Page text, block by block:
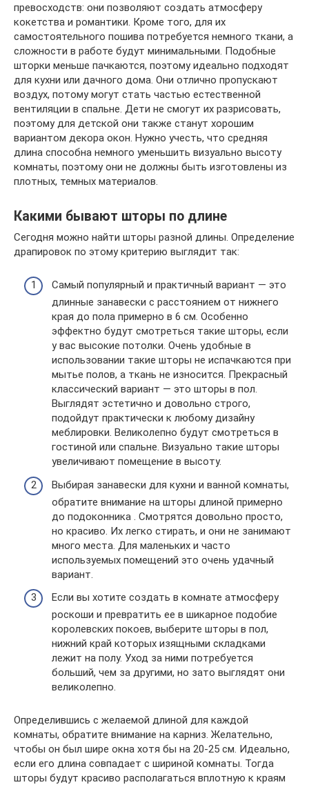
превосходств: они позволяют создать атмосферу
кокетства и романтики. Кроме того, для их
самостоятельного пошива потребуется немного ткани, а
сложности в работе будут минимальными. Подобные
шторки меньше пачкаются, поэтому идеально подходят
для кухни или дачного дома. Они отлично пропускают
воздух, потому могут стать частью естественной
вентиляции в спальне. Дети не смогут их разрисовать,
поэтому для детской они также станут хорошим
вариантом декора окон. Нужно учесть, что средняя
длина способна немного уменьшить визуально высоту
комнаты, поэтому они не должны быть изготовлены из
плотных, темных материалов.
Какими бывают шторы по длине
Сегодня можно найти шторы разной длины. Определение
драпировок по этому критерию выглядит так:
Самый популярный и практичный вариант — это
длинные занавески с расстоянием от нижнего
края до пола примерно в 6 см. Особенно
эффектно будут смотреться такие шторы, если
у вас высокие потолки. Очень удобные в
использовании такие шторы не испачкаются при
мытье полов, а ткань не износится. Прекрасный
классический вариант — это шторы в пол.
Выглядят эстетично и довольно строго,
подойдут практически к любому дизайну
меблировки. Великолепно будут смотреться в
гостиной или спальне. Визуально такие шторы
увеличивают помещение в высоту.
Выбирая занавески для кухни и ванной комнаты,
обратите внимание на шторы длиной примерно
до подоконника . Смотрятся довольно просто,
но красиво. Их легко стирать, и они не занимают
много места. Для маленьких и часто
используемых помещений это очень удачный
вариант.
Если вы хотите создать в комнате атмосферу
роскоши и превратить ее в шикарное подобие
королевских покоев, выберите шторы в пол,
нижний край которых изящными складками
лежит на полу. Уход за ними потребуется
больший, чем за другими, но зато выглядят они
великолепно.
Определившись с желаемой длиной для каждой
комнаты, обратите внимание на карниз. Желательно,
чтобы он был шире окна хотя бы на 20-25 см. Идеально,
если его длина совпадает с шириной комнаты. Тогда
шторы будут красиво располагаться вплотную к краям